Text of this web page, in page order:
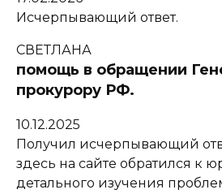
Исчерпывающий ответ.
СВЕТЛАНА
помощь в обращении
прокурору РФ.
10.12.2025
Получил исчерпывающий
здесь на сайте обратился к
детального изучения